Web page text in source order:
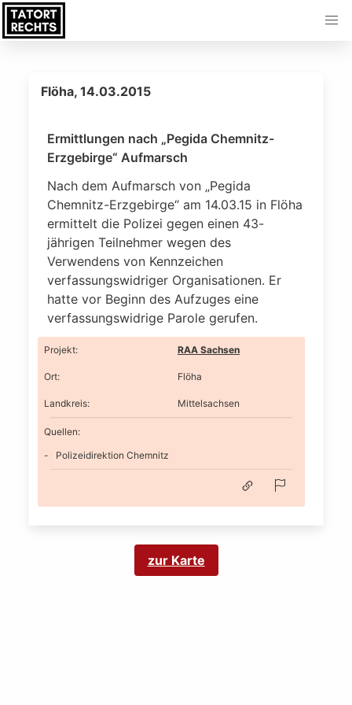
Flöha, 14.03.2015
Ermittlungen nach „Pegida Chemnitz-
Erzgebirge“ Aufmarsch
Nach dem Aufmarsch von „Pegida
Chemnitz-Erzgebirge“ am 14.03.15 in Flöha
ermittelt die Polizei gegen einen 43-
jährigen Teilnehmer wegen des
Verwendens von Kennzeichen
verfassungswidriger Organisationen. Er
hatte vor Beginn des Aufzuges eine
verfassungswidrige Parole gerufen.
Projekt: RAA Sachsen
Ort: Flöha
Landkreis: Mittelsachsen
Quellen:
Polizeidirektion Chemnitz
zur Karte